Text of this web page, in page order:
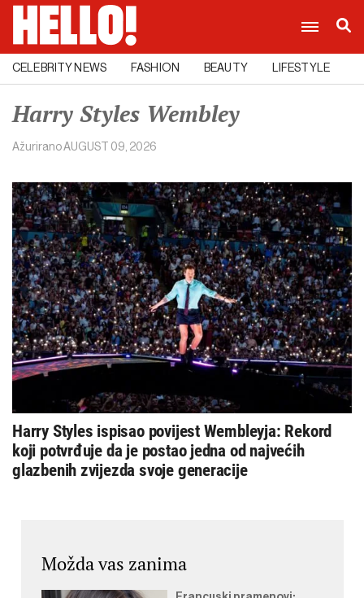
CELEBRITY NEWS FASHION BEAUTY LIFESTYLE
Harry Styles Wembley
AžuriranoAUGUST 09, 2026
Harry Styles ispisao povijest Wembleyja: Rekord
koji potvrđuje da je postao jedna od najvećih
glazbenih zvijezda svoje generacije
Možda vas zanima